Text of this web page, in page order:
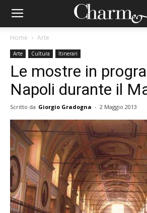
Home Arte
Arte Cultura Itinerari
Le mostre in
Napoli durante il
Scritto da Giorgio Gradogna - 2 Maggio 2013